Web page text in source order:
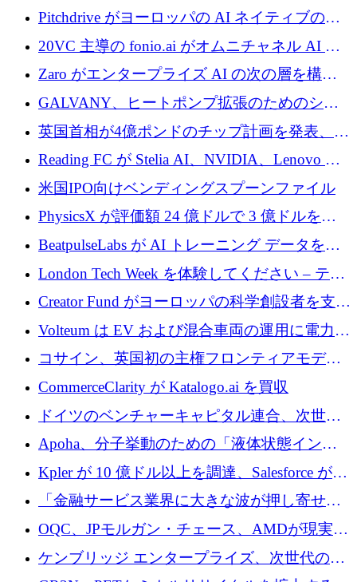
ロを確保
Pitchdrive がヨーロッパの AI ネイティブの創
業者を支援するために 6,000 万ユーロを調達
20VC 主導の fonio.ai がオムニチャネル AI プ
ラットフォームのために 1,700 万ドルを調達
Zaro がエンタープライズ AI の次の層を構築
するために 510 万ドルを獲得
GALVANY、ヒートポンプ拡張のためのシー
ドラウンドで1,000万ユーロを確保
英国首相が4億ポンドのチップ計画を発表、英
国の新興企業は「ここで拡大」し「ここに留
まる」
Reading FC が Stelia AI、NVIDIA、Lenovo と
協力して AI Center of Excellence を立ち上げ
米国IPO向けベンディングスプーンファイル
PhysicsX が評価額 24 億ドルで 3 億ドルを調
達
BeatpulseLabs が AI トレーニング データを拡
張するために 180 万ドルのプレシードを調達
London Tech Week を体験してください – テク
ノロジーがヨーロッパのイノベーションの未
来を形作る場所
Creator Fund がヨーロッパの科学創設者を支援
するために 5,600 万ドルを調達
Volteum は EV および混合車両の運用に電力を
供給するために 250 万ユーロを寄付
コサイン、英国初の主権フロンティアモデル
で業界の支援を確保
CommerceClarity が Katalogo.ai を買収
ドイツのベンチャーキャピタル連合、次世代
スタートアップの成長に向けて機関投資家へ
の資本シフトを呼びかけ
Apoha、分子挙動のための「液体状態インテ
リジェンス」を構築するために3,600万ドルを
かけてステルス状態から出現
Kpler が 10 億ドル以上を調達、Salesforce が
Contentful を買収、Built in Europe キャンペー
ンを開始
「金融サービス業界に大きな波が押し寄せて
いる」と「欧州初のAIネイティブ銀行」のボ
スが語る
OQC、JPモルガン・チェース、AMDが現実世
界のフィンテック・アプリケーションを探索
するためにQuantum-AIデータセンターを立ち
ケンブリッジ エンタープライズ、次世代のデ
ィープテック創設者向けにロンドンの出発点